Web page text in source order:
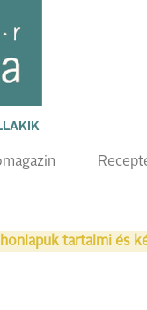
tartalmi és